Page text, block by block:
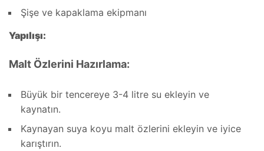
Şişe ve kapaklama ekipmanı
Yapılışı:
Malt Özlerini Hazırlama:
Büyük bir tencereye 3-4 litre su ekleyin ve
kaynatın.
Kaynayan suya koyu malt özlerini ekleyin ve iyice
karıştırın.